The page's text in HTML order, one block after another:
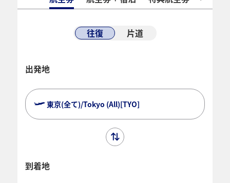
往復 片道
出発地
東京(全て)/Tokyo (All)[TYO]
到着地